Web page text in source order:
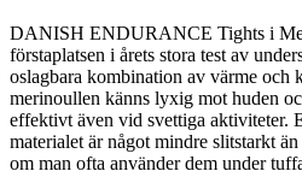
DANISH ENDURANCE Tights i
förstaplatsen i årets stora test av
oslagbara kombination av värme och
merinoullen känns lyxig mot huden
effektivt även vid svettiga aktiviteter.
materialet är något mindre slitstarkt
om man ofta använder dem under